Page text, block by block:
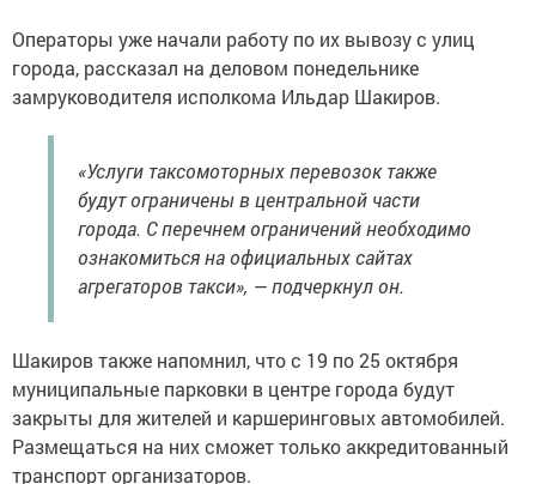
Операторы уже начали работу по их вывозу с улиц
города, рассказал на деловом понедельнике
замруководителя исполкома Ильдар Шакиров.
«Услуги таксомоторных перевозок также
будут ограничены в центральной части
города. С перечнем ограничений необходимо
ознакомиться на официальных сайтах
агрегаторов такси», — подчеркнул он.
Шакиров также напомнил, что с 19 по 25 октября
муниципальные парковки в центре города будут
закрыты для жителей и каршеринговых автомобилей.
Размещаться на них сможет только аккредитованный
транспорт организаторов.